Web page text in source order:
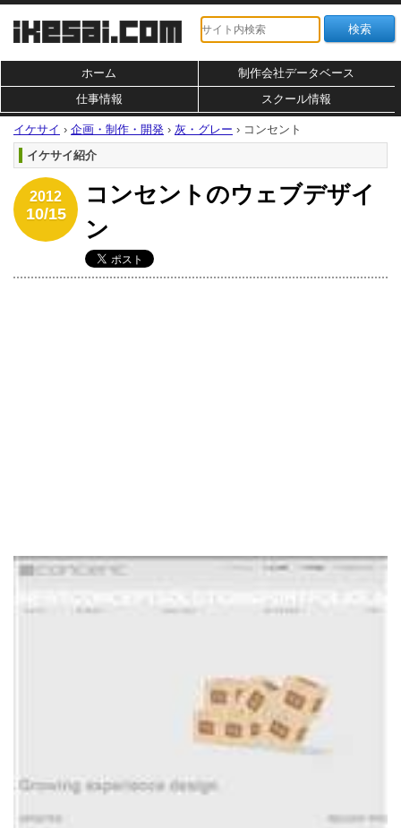
ホーム
制作会社データベース
仕事情報
スクール情報
イケサイ › 企画・制作・開発 › 灰・グレー › コンセント
イケサイ紹介
2012
10/15
コンセントのウェブデザイ
ン